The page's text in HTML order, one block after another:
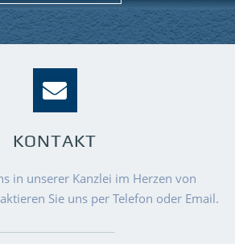
KONTAKT
in unserer Kanzlei im Herzen von
Sie uns per Telefon oder Email.